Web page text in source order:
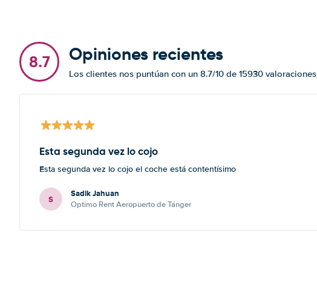
8.7 Opiniones recientes
Los clientes nos puntúan con un 8.7/10 de 15930 valoraciones
Esta segunda vez lo cojo
Esta segunda vez lo cojo el coche está contentísimo
S Sadik Jahuan
Optimo Rent Aeropuerto de Tánger